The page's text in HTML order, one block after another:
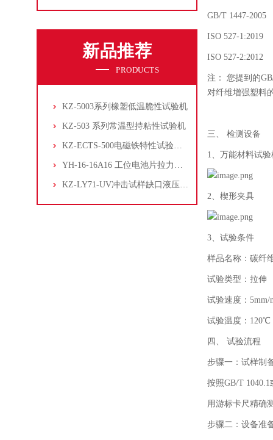
新品推荐
PRODUCTS
KZ-5003系列橡塑低温脆性试验机
KZ-503 系列常温型持粘性试验机
KZ-ECTS-500电磁铁特性试验系统
YH-16-16A16 工位电池片拉力试验机
KZ-LY71-UV冲击试样缺口液压拉床
GB/T 1447-2005
ISO 527-1:2019
ISO 527-2:2012
注：
您提到的
对纤维增强塑料
三、 检测设备
1、万能材料试
2、 楔形夹具
3、试验条件
样品名称：碳纤
试验类型：拉伸
试验速度：5mm/
试验温度：120℃
四、 试验流程
步骤一：试样制
按照GB/T
用游标卡尺精确
步骤二：设备准